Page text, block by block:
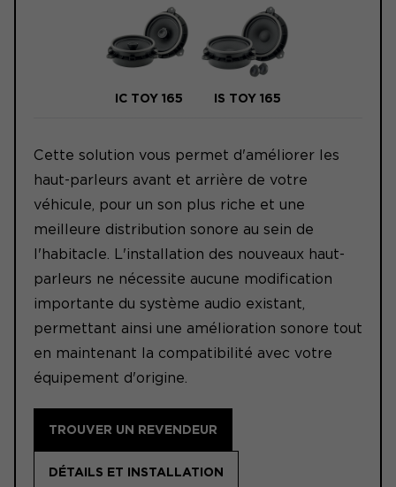
IC TOY 165 IS TOY 165
Cette solution vous permet d'améliorer les
haut-parleurs avant et arrière de votre
véhicule, pour un son plus riche et une
meilleure distribution sonore au sein de
l'habitacle. L'installation des nouveaux haut-
parleurs ne nécessite aucune modification
importante du système audio existant,
permettant ainsi une amélioration sonore tout
en maintenant la compatibilité avec votre
équipement d'origine.
TROUVER UN REVENDEUR
DÉTAILS ET INSTALLATION